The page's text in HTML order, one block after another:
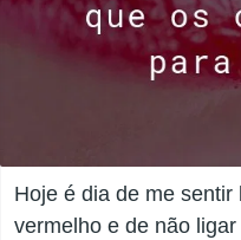
Hoje é dia de me
vermelho e de não